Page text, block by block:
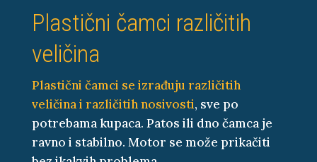
Plastični čamci različitih
veličina
Plastični čamci se izrađuju različitih
veličina i različitih nosivosti, sve po
potrebama kupaca. Patos ili dno čamca je
ravno i stabilno. Motor se može prikačiti